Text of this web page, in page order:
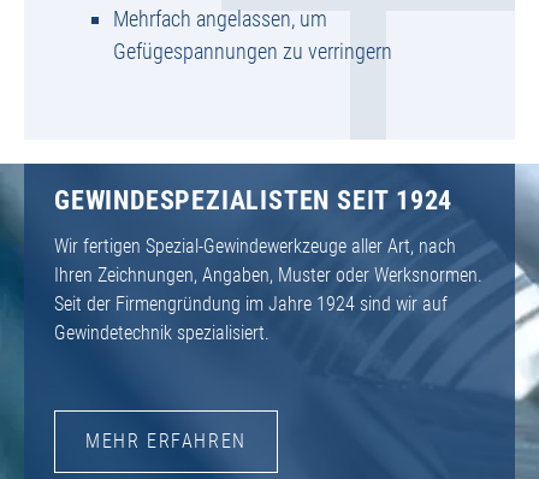
Mehrfach angelassen, um
Gefügespannungen zu verringern
GEWINDESPEZIALISTEN SEIT 1924
Wir fertigen Spezial-Gewindewerkzeuge aller Art, nach
Ihren Zeichnungen, Angaben, Muster oder Werksnormen.
Seit der Firmengründung im Jahre 1924 sind wir auf
Gewindetechnik spezialisiert.
MEHR ERFAHREN